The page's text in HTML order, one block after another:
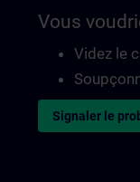
Vous
Videz le
Signaler le